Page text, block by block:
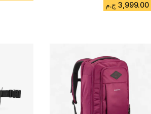
3,999.00 ج.م